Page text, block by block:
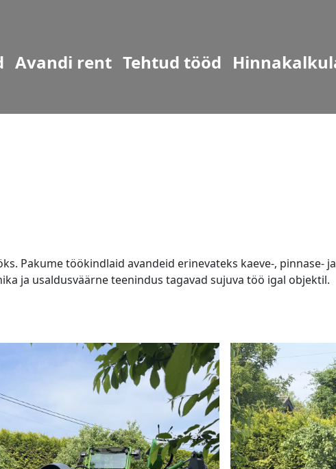
Avandi rent Tehtud tööd
Pakume töökindlaid avandeid erinevateks kaeve-, pinnase-
ja usaldusväärne teenindus tagavad sujuva töö igal objektil.